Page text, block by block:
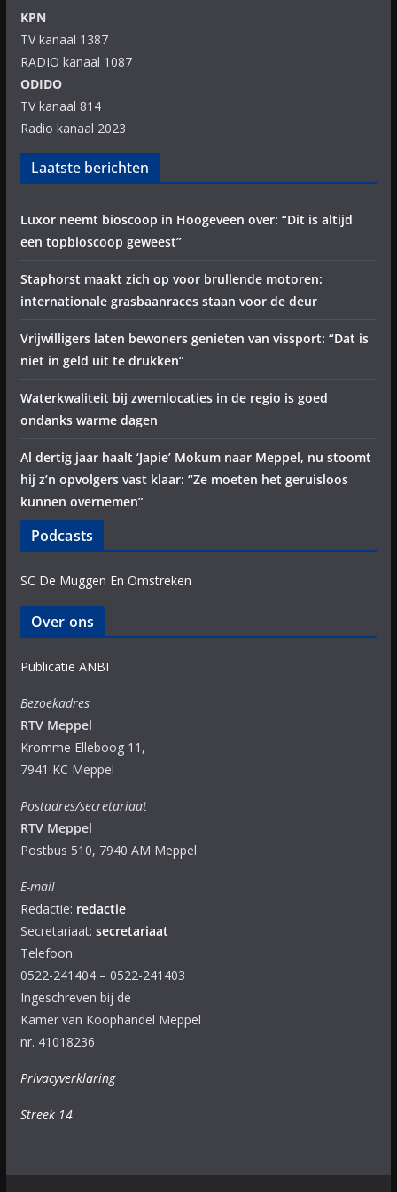
KPN
TV kanaal 1387
RADIO kanaal 1087
ODIDO
TV kanaal 814
Radio kanaal 2023
Laatste berichten
Luxor neemt bioscoop in Hoogeveen over: “Dit is altijd
een topbioscoop geweest”
Staphorst maakt zich op voor brullende motoren:
internationale grasbaanraces staan voor de deur
Vrijwilligers laten bewoners genieten van vissport: “Dat is
niet in geld uit te drukken”
Waterkwaliteit bij zwemlocaties in de regio is goed
ondanks warme dagen
Al dertig jaar haalt ‘Japie’ Mokum naar Meppel, nu stoomt
hij z’n opvolgers vast klaar: “Ze moeten het geruisloos
kunnen overnemen”
Podcasts
SC De Muggen En Omstreken
Over ons
Publicatie ANBI
Bezoekadres
RTV Meppel
Kromme Elleboog 11,
7941 KC Meppel
Postadres/secretariaat
RTV Meppel
Postbus 510, 7940 AM Meppel
E-mail
Redactie: redactie
Secretariaat: secretariaat
Telefoon:
0522-241404 – 0522-241403
Ingeschreven bij de
Kamer van Koophandel Meppel
nr. 41018236
Privacyverklaring
Streek 14